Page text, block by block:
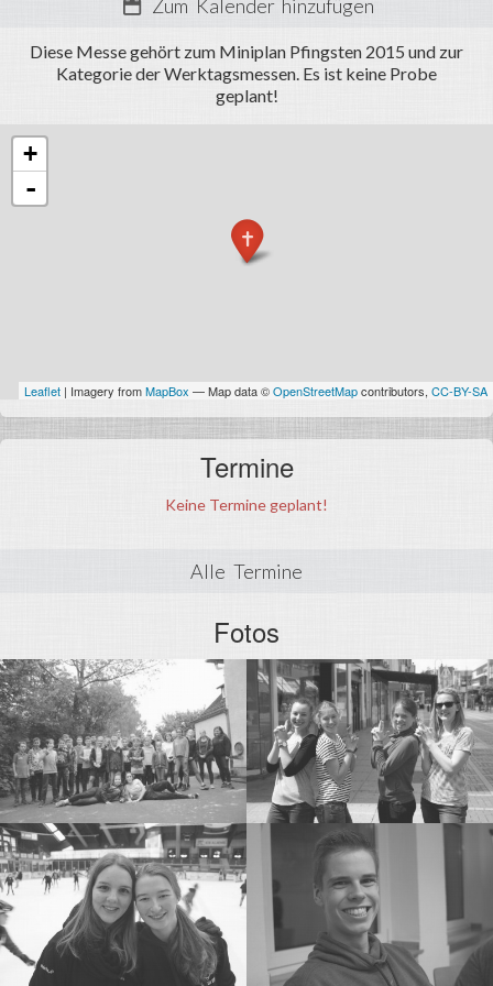
Fotos
Zum Kalender hinzufügen
Diese Messe gehört zum Miniplan Pfingsten 2015 und zur
Kategorie der Werktagsmessen. Es ist keine Probe
geplant!
+
-
Leaflet | Imagery fromMapBox — Map data ©OpenStreetMapcontributors, CC-BY-SA
Termine
Keine Termine geplant!
Alle Termine
Fotos